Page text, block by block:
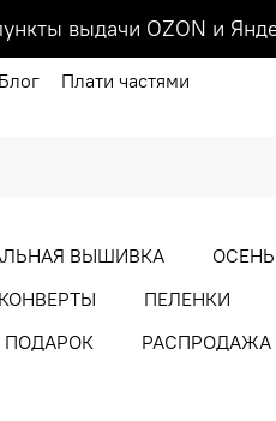
выдачи OZON и
Блог Плати частями
ВЫШИВКА
ПЕЛЕНКИ
ПОДАРОК РАСПРОДАЖА